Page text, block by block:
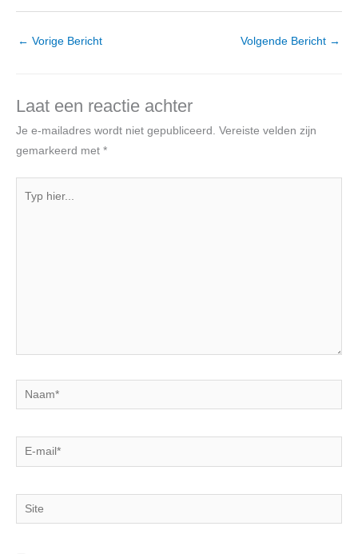
← Vorige Bericht Volgende Bericht →
Laat een reactie achter
Je e-mailadres wordt niet gepubliceerd. Vereiste velden zijn
gemarkeerd met *
Naam*
E-
mail*
Site